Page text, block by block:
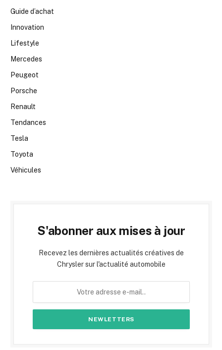
Guide d’achat
Innovation
Lifestyle
Mercedes
Peugeot
Porsche
Renault
Tendances
Tesla
Toyota
Véhicules
S'abonner aux mises à jour
Recevez les dernières actualités créatives de
Chrysler sur l'actualité automobile